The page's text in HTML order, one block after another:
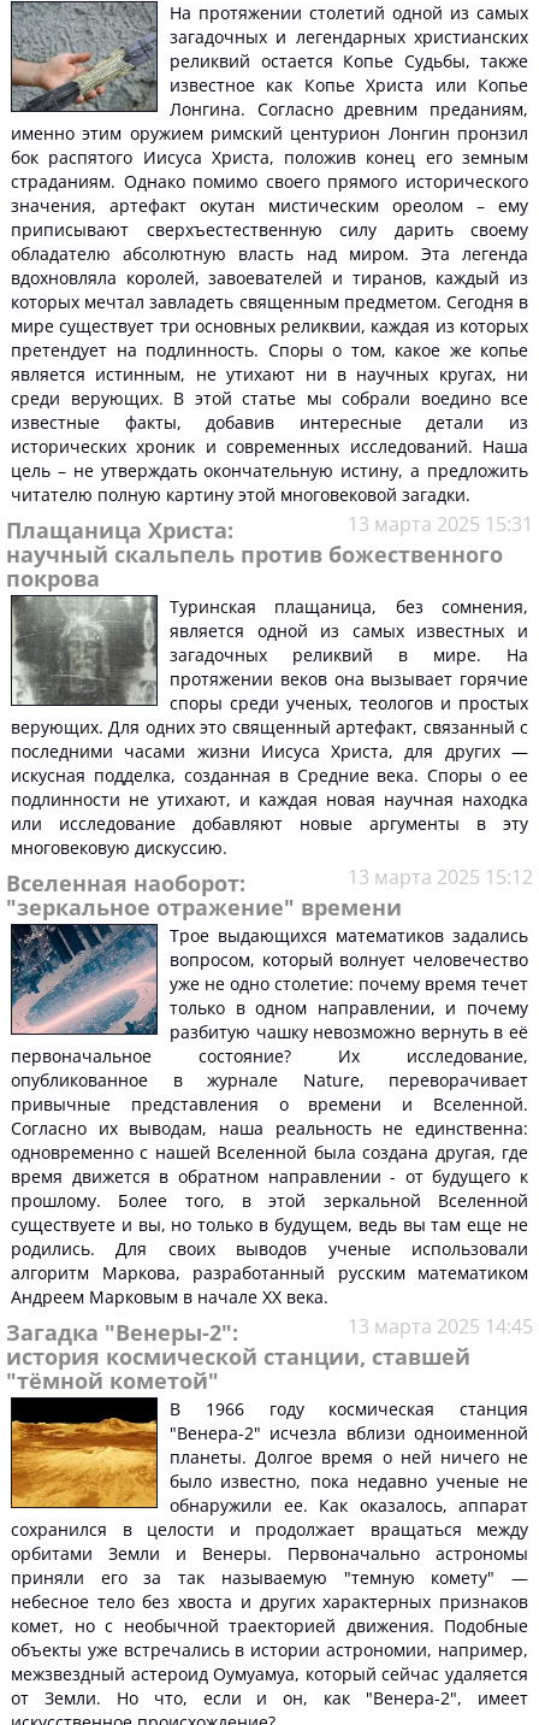
На протяжении столетий одной из самых
загадочных и легендарных христианских
реликвий остается Копье Судьбы, также
известное как Копье Христа или Копье
Лонгина. Согласно древним преданиям,
именно этим оружием римский центурион Лонгин пронзил
бок распятого Иисуса Христа, положив конец его земным
страданиям. Однако помимо своего прямого исторического
значения, артефакт окутан мистическим ореолом – ему
приписывают сверхъестественную силу дарить своему
обладателю абсолютную власть над миром. Эта легенда
вдохновляла королей, завоевателей и тиранов, каждый из
которых мечтал завладеть священным предметом. Сегодня в
мире существует три основных реликвии, каждая из которых
претендует на подлинность. Споры о том, какое же копье
является истинным, не утихают ни в научных кругах, ни
среди верующих. В этой статье мы собрали воедино все
известные факты, добавив интересные детали из
исторических хроник и современных исследований. Наша
цель – не утверждать окончательную истину, а предложить
читателю полную картину этой многовековой загадки.
13 марта 2025 15:31
Плащаница Христа:
научный скальпель против божественного
покрова
Туринская плащаница, без сомнения,
является одной из самых известных и
загадочных реликвий в мире. На
протяжении веков она вызывает горячие
споры среди ученых, теологов и простых
верующих. Для одних это священный артефакт, связанный с
последними часами жизни Иисуса Христа, для других —
искусная подделка, созданная в Средние века. Споры о ее
подлинности не утихают, и каждая новая научная находка
или исследование добавляют новые аргументы в эту
многовековую дискуссию.
13 марта 2025 15:12
Вселенная наоборот:
"зеркальное отражение" времени
Трое выдающихся математиков задались
вопросом, который волнует человечество
уже не одно столетие: почему время течет
только в одном направлении, и почему
разбитую чашку невозможно вернуть в её
первоначальное состояние? Их исследование,
опубликованное в журнале Nature, переворачивает
привычные представления о времени и Вселенной.
Согласно их выводам, наша реальность не единственна:
одновременно с нашей Вселенной была создана другая, где
время движется в обратном направлении - от будущего к
прошлому. Более того, в этой зеркальной Вселенной
существуете и вы, но только в будущем, ведь вы там еще не
родились. Для своих выводов ученые использовали
алгоритм Маркова, разработанный русским математиком
Андреем Марковым в начале XX века.
13 марта 2025 14:45
Загадка "Венеры-2":
история космической станции, ставшей
"тёмной кометой"
В 1966 году космическая станция
"Венера-2" исчезла вблизи одноименной
планеты. Долгое время о ней ничего не
было известно, пока недавно ученые не
обнаружили ее. Как оказалось, аппарат
сохранился в целости и продолжает вращаться между
орбитами Земли и Венеры. Первоначально астрономы
приняли его за так называемую "темную комету" —
небесное тело без хвоста и других характерных признаков
комет, но с необычной траекторией движения. Подобные
объекты уже встречались в истории астрономии, например,
межзвездный астероид Оумуамуа, который сейчас удаляется
от Земли. Но что, если и он, как "Венера-2", имеет